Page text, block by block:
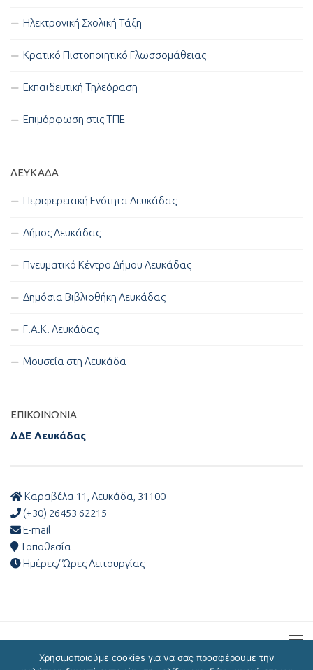
Ηλεκτρονική Σχολική Τάξη
Κρατικό Πιστοποιητικό Γλωσσομάθειας
Εκπαιδευτική Τηλεόραση
Επιμόρφωση στις ΤΠΕ
ΛΕΥΚΑΔΑ
Περιφερειακή Ενότητα Λευκάδας
Δήμος Λευκάδας
Πνευματικό Κέντρο Δήμου Λευκάδας
Δημόσια Βιβλιοθήκη Λευκάδας
Γ.Α.Κ. Λευκάδας
Μουσεία στη Λευκάδα
ΕΠΙΚΟΙΝΩΝΊΑ
ΔΔΕ Λευκάδας
Καραβέλα 11, Λευκάδα, 31100
(+30) 26453 62215
E-mail
Τοποθεσία
Ημέρες/ Ώρες Λειτουργίας
Χρησιμοποιούμε cookies για να σας προσφέρουμε την